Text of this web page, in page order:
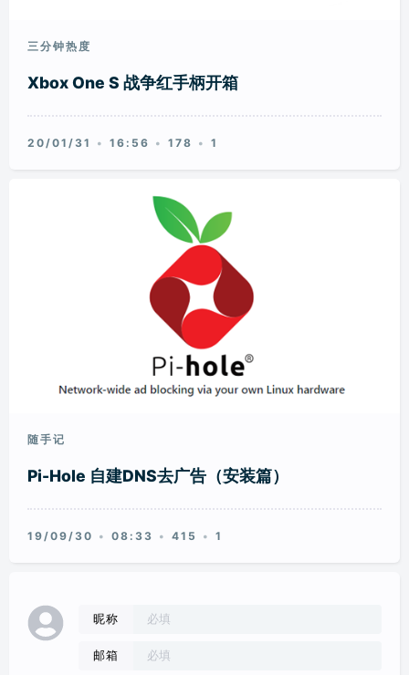
三分钟热度
Xbox One S 战争红手柄开箱
20/01/31 16:56 178 1
随手记
Pi-Hole 自建DNS去广告（安装篇）
19/09/30 08:33 415 1
昵称
邮箱